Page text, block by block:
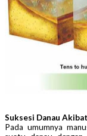
Suksesi Danau
Pada umumnya